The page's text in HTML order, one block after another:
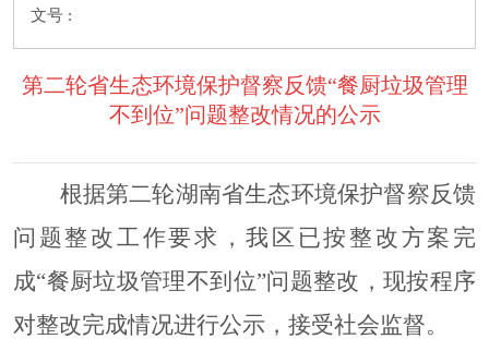
文号 :
第二轮省生态环境保护督察反馈“餐厨垃圾管理
不到位”问题整改情况的公示
根据第二轮湖南省生态环境保护督察反馈
问题整改工作要求，我区已按整改方案完
成“餐厨垃圾管理不到位”问题整改，现按程序
对整改完成情况进行公示，接受社会监督。